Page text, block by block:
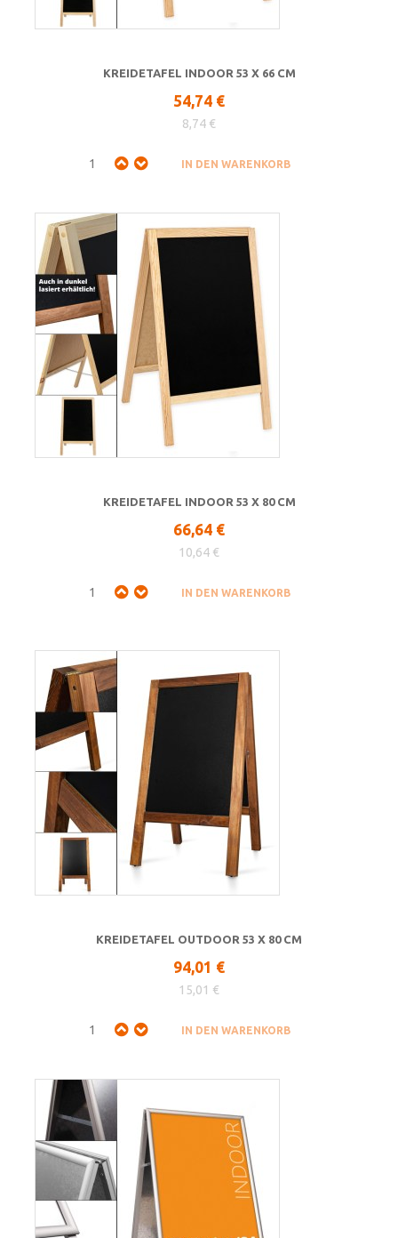
KREIDETAFEL INDOOR 53 X 66 CM
54,74 €
8,74 €
KREIDETAFEL INDOOR 53 X 80 CM
66,64 €
10,64 €
KREIDETAFEL OUTDOOR 53 X 80 CM
94,01 €
15,01 €